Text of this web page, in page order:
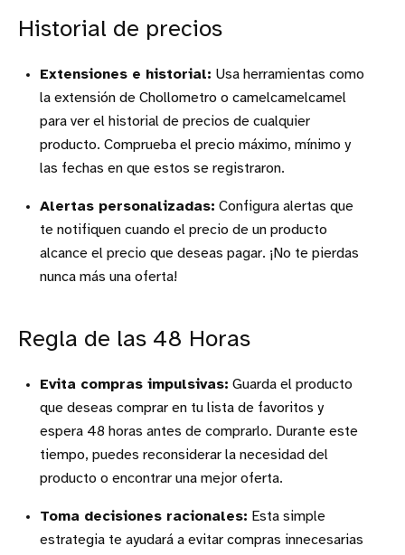
Historial de precios
Extensiones e historial: Usa herramientas como
la extensión de Chollometro o camelcamelcamel
para ver el historial de precios de cualquier
producto. Comprueba el precio máximo, mínimo y
las fechas en que estos se registraron.
Alertas personalizadas: Configura alertas que
te notifiquen cuando el precio de un producto
alcance el precio que deseas pagar. ¡No te pierdas
nunca más una oferta!
Regla de las 48 Horas
Evita compras impulsivas: Guarda el producto
que deseas comprar en tu lista de favoritos y
espera 48 horas antes de comprarlo. Durante este
tiempo, puedes reconsiderar la necesidad del
producto o encontrar una mejor oferta.
Toma decisiones racionales: Esta simple
estrategia te ayudará a evitar compras innecesarias